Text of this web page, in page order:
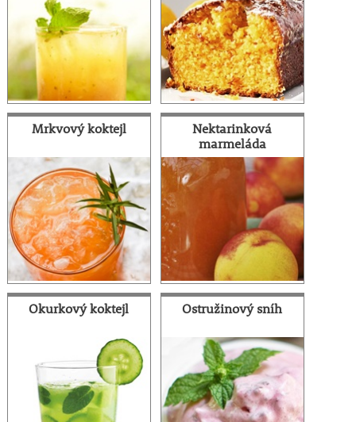
Mrkvový koktejl
Nektarinková
marmeláda
Okurkový koktejl Ostružinový sníh